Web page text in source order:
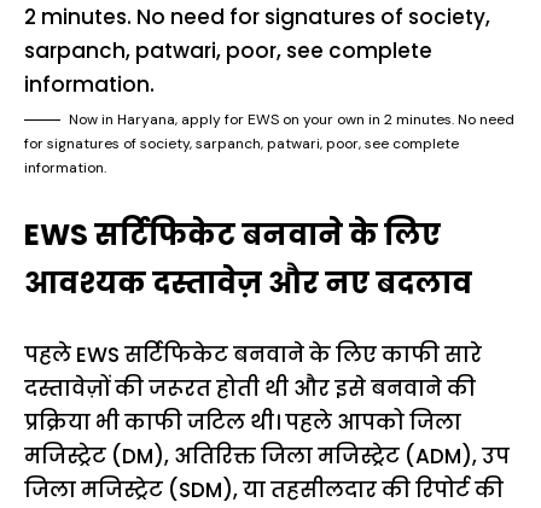
Now in Haryana, apply for EWS on your own in 2 minutes. No need
for signatures of society, sarpanch, patwari, poor, see complete
information.
EWS सर्टिफिकेट बनवाने के लिए
आवश्यक दस्तावेज़ और नए बदलाव
पहले EWS सर्टिफिकेट बनवाने के लिए काफी सारे
दस्तावेज़ों की जरूरत होती थी और इसे बनवाने की
प्रक्रिया भी काफी जटिल थी। पहले आपको जिला
मजिस्ट्रेट (DM), अतिरिक्त जिला मजिस्ट्रेट (ADM), उप
जिला मजिस्ट्रेट (SDM), या तहसीलदार की रिपोर्ट की